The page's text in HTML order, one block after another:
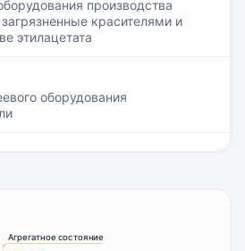
производства
красителями и
этилацетата
оборудования
Агрегатное состояние